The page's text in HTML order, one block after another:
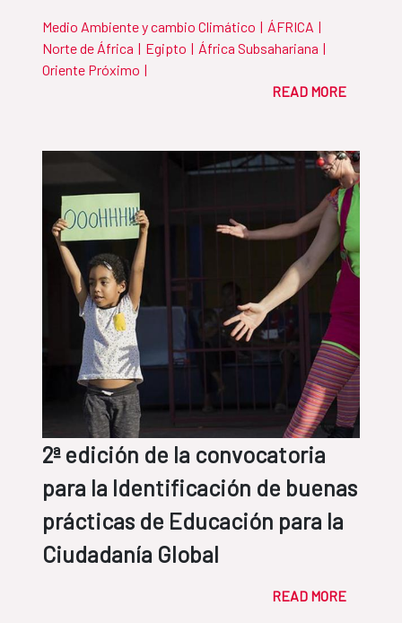
Medio Ambiente y cambio Climático | ÁFRICA |
Norte de África | Egipto | África Subsahariana |
Oriente Próximo |
READ MORE
2ª edición de la convocatoria
para la Identificación de buenas
prácticas de Educación para la
Ciudadanía Global
READ MORE